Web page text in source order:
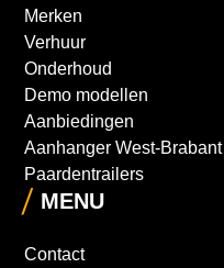
Merken
Verhuur
Onderhoud
Demo modellen
Aanbiedingen
Aanhanger West-Brabant
Paardentrailers
MENU
Contact